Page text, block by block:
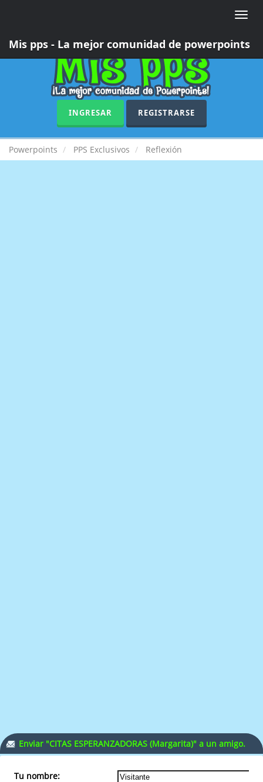
Toggle
Mis pps - La mejor comunidad de powerpoints
INGRESAR REGISTRARSE
Powerpoints PPS Exclusivos Reflexión
Enviar "CITAS ESPERANZADORAS (Margarita)" a un amigo.
Tu nombre: